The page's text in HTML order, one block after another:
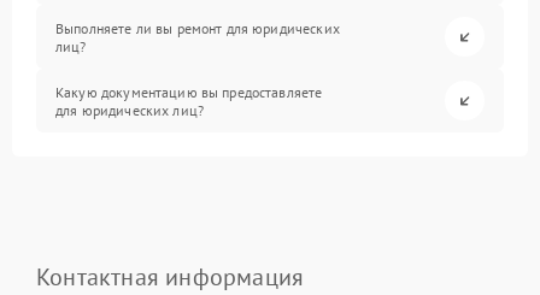
Выполняете ли вы ремонт для юридических
лиц?
Какую документацию вы предоставляете
для юридических лиц?
Контактная информация